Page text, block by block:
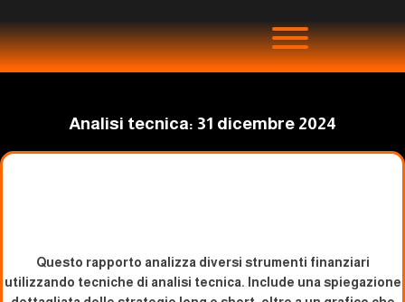
Analisi tecnica: 31 dicembre 2024
Questo rapporto analizza diversi strumenti finanziari
utilizzando tecniche di analisi tecnica. Include una spiegazione